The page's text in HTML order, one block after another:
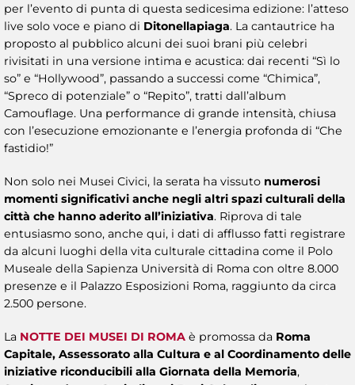
per l’evento di punta di questa sedicesima edizione: l’atteso
live solo voce e piano di Ditonellapiaga. La cantautrice ha
proposto al pubblico alcuni dei suoi brani più celebri
rivisitati in una versione intima e acustica: dai recenti “Sì lo
so” e “Hollywood”, passando a successi come “Chimica”,
“Spreco di potenziale” o “Repito”, tratti dall’album
Camouflage. Una performance di grande intensità, chiusa
con l’esecuzione emozionante e l’energia profonda di “Che
fastidio!”
Non solo nei Musei Civici, la serata ha vissuto numerosi
momenti significativi anche negli altri spazi culturali della
città che hanno aderito all’iniziativa. Riprova di tale
entusiasmo sono, anche qui, i dati di afflusso fatti registrare
da alcuni luoghi della vita culturale cittadina come il Polo
Museale della Sapienza Università di Roma con oltre 8.000
presenze e il Palazzo Esposizioni Roma, raggiunto da circa
2.500 persone.
La NOTTE DEI MUSEI DI ROMA è promossa da Roma
Capitale, Assessorato alla Cultura e al Coordinamento delle
iniziative riconducibili alla Giornata della Memoria,